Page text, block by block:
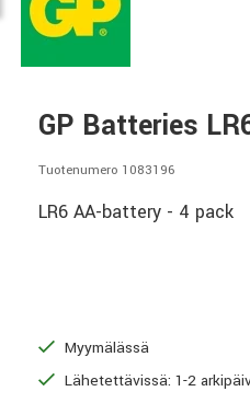
GP Batteries
Tuotenumero 1083196
LR6 AA-battery - 4 pack
Myymälässä
Lähetettävissä: 1-2